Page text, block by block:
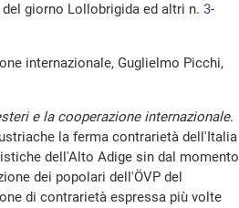
giorno Lollobrigida ed altri n. 3-
internazionale, Guglielmo Picchi,
e la cooperazione internazionale.
la ferma contrarietà dell'Italia
dell'Alto Adige sin dal momento
dei popolari dell'ÖVP del
di contrarietà espressa più volte